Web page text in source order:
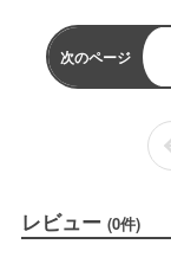
次のページ
レビュー (0件)